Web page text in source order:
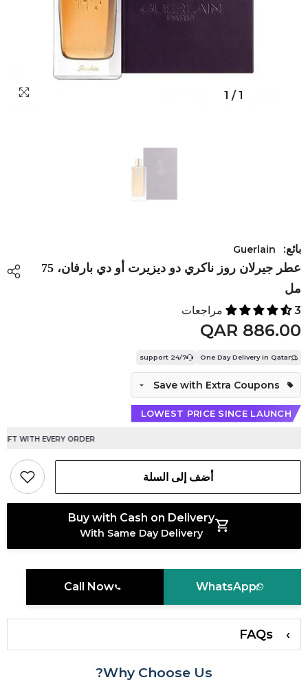
1
/
1
بائع: Guerlain
عطر جيرلان روز ناكري دو ديزيرت أو دي بارفان، 75
مل
3 مراجعات
QAR 886.00
One Day Delivery In Qatar
24/7 support
Save with Extra Coupons
LOWEST PRICE SINCE LAUNCH
WITH EVERY ORDER
أضف إلى السلة
Buy with Cash on Delivery
With Same Day Delivery
WhatsApp
Call Now
FAQs
Why Choose Us?